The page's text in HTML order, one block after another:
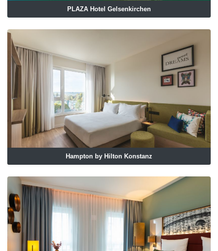
PLAZA Hotel Gelsenkirchen
Hampton by Hilton Konstanz